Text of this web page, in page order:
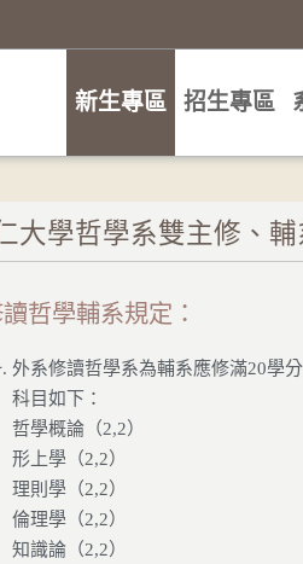
新生專區 招生專區
大學哲學系雙主修、
哲學輔系規定：
外系修讀哲學系為輔系應修滿20學
科目如下：
哲學概論（2,2）
形上學（2,2）
理則學（2,2）
倫理學（2,2）
知識論（2,2）